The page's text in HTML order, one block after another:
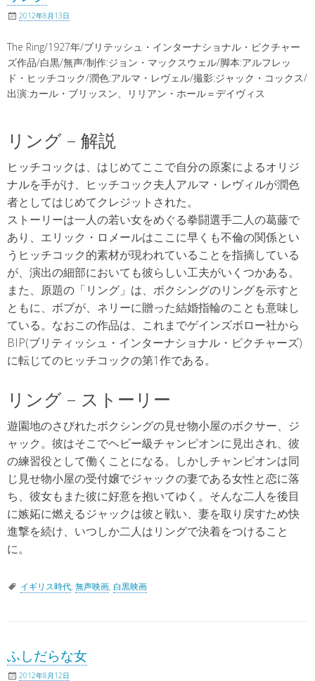
2012年8月13日
The Ring/1927年/ブリテッシュ・インターナショナル・ピクチャー
ズ作品/白黒/無声/制作:ジョン・マックスウェル/脚本:アルフレッ
ド・ヒッチコック/潤色:アルマ・レヴェル/撮影:ジャック・コックス/
出演:カール・ブリッスン、リリアン・ホール＝デイヴィス
リング – 解説
ヒッチコックは、はじめてここで自分の原案によるオリジ
ナルを手がけ、ヒッチコック夫人アルマ・レヴィルが潤色
者としてはじめてクレジットされた。
ストーリーは一人の若い女をめぐる拳闘選手二人の葛藤で
あり、エリック・ロメールはここに早くも不倫の関係とい
うヒッチコック的素材が現われていることを指摘している
が、演出の細部においても彼らしい工夫がいくつかある。
また、原題の「リング」は、ボクシングのリングを示すと
ともに、ボブが、ネリーに贈った結婚指輪のことも意味し
ている。なおこの作品は、これまでゲインズボロー社から
BIP(ブリティッシュ・インターナショナル・ピクチャーズ)
に転じてのヒッチコックの第1作である。
リング – ストーリー
遊園地のさびれたボクシングの見せ物小屋のボクサー、ジ
ャック。彼はそこでヘビー級チャンピオンに見出され、彼
の練習役として働くことになる。しかしチャンピオンは同
じ見せ物小屋の受付嬢でジャックの妻である女性と恋に落
ち、彼女もまた彼に好意を抱いてゆく。そんな二人を後目
に嫉妬に燃えるジャックは彼と戦い、妻を取り戻すため快
進撃を続け、いつしか二人はリングで決着をつけること
に。
イギリス時代, 無声映画, 白黒映画
ふしだらな女
2012年8月12日